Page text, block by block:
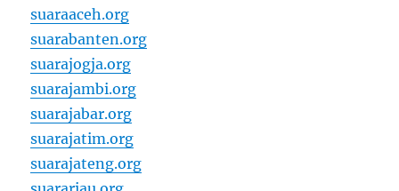
suaraaceh.org
suarabanten.org
suarajogja.org
suarajambi.org
suarajabar.org
suarajatim.org
suarajateng.org